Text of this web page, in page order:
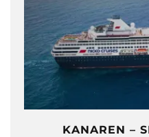
KANAREN –